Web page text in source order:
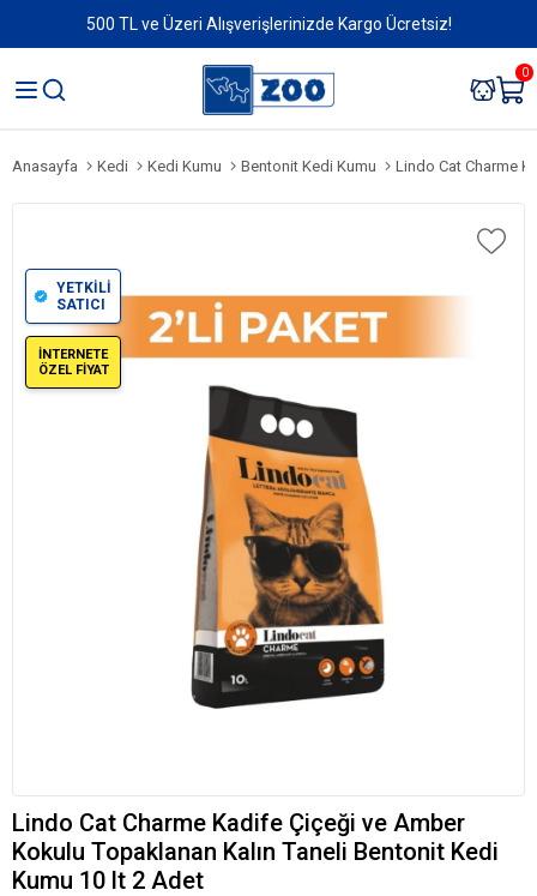
500 TL ve Üzeri Alışverişlerinizde Kargo Ücretsiz!
0
Anasayfa Kedi Kedi Kumu Bentonit Kedi Kumu Lindo Cat Charme Kadife Çiçeği ve
YETKİLİ
SATICI
İNTERNETE
ÖZEL FİYAT
Lindo Cat Charme Kadife Çiçeği ve Amber
Kokulu Topaklanan Kalın Taneli Bentonit Kedi
Kumu 10 lt 2 Adet